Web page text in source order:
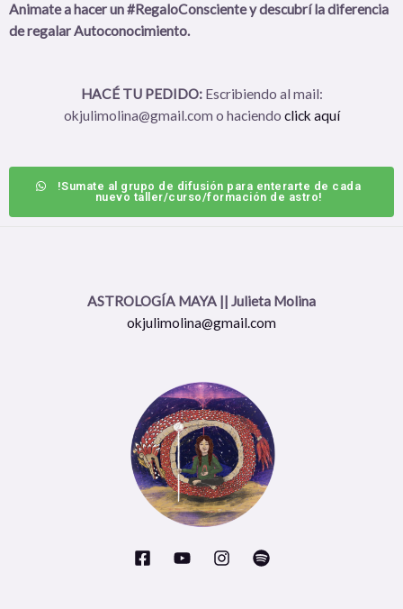
Animate a hacer un #RegaloConsciente y descubrí la diferencia
de regalar Autoconocimiento.
HACÉ TU PEDIDO:Escribiendo al mail:
okjulimolina@gmail.com o haciendo click aquí
!Sumate al grupo de difusión para enterarte de cada
nuevo taller/curso/formación de astro!
ASTROLOGÍA MAYA || Julieta Molina
okjulimolina@gmail.com